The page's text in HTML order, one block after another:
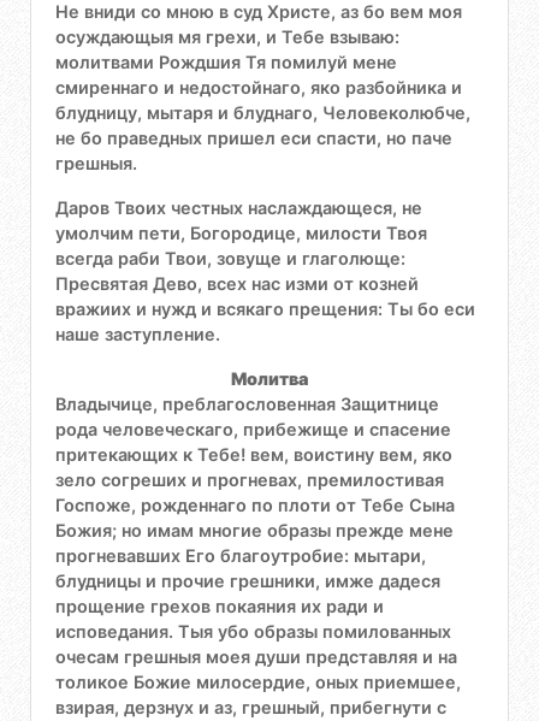
Не вниди со мною в суд Христе, аз бо вем моя
осуждающыя мя грехи, и Тебе взываю:
молитвами Рождшия Тя помилуй мене
смиреннаго и недостойнаго, яко разбойника и
блудницу, мытаря и блуднаго, Человеколюбче,
не бо праведных пришел еси спасти, но паче
грешныя.
Даров Твоих честных наслаждающеся, не
умолчим пети, Богородице, милости Твоя
всегда раби Твои, зовуще и глаголюще:
Пресвятая Дево, всех нас изми от козней
вражиих и нужд и всякаго прещения: Ты бо еси
наше заступление.
Молитва
Владычице, преблагословенная Защитнице
рода человеческаго, прибежище и спасение
притекающих к Тебе! вем, воистину вем, яко
зело согреших и прогневах, премилостивая
Госпоже, рожденнаго по плоти от Тебе Сына
Божия; но имам многие образы прежде мене
прогневавших Его благоутробие: мытари,
блудницы и прочие грешники, имже дадеся
прощение грехов покаяния их ради и
исповедания. Тыя убо образы помилованных
очесам грешныя моея души представляя и на
толикое Божие милосердие, оных приемшее,
взирая, дерзнух и аз, грешный, прибегнути с